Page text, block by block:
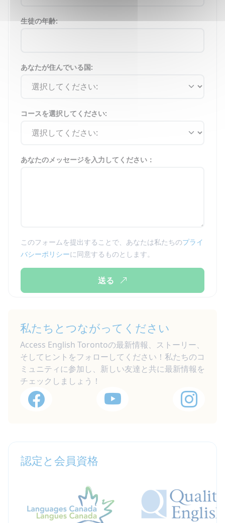
生徒の年齢:
あなたが住んでいる国:
コースを選択してください:
あなたのメッセージを入力してください：
このフォームを提出することで、あなたは私たちのプライ
バシーポリシーに同意するものとします。
送る
私たちとつながってください
Access English Torontoの最新情報、ストーリー、
そしてヒントをフォローしてください！私たちのコ
ミュニティに参加し、新しい友達と共に最新情報を
チェックしましょう！
認定と会員資格